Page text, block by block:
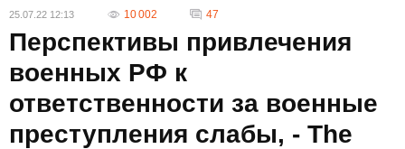
25.07.22 12:13 10 002 47
Перспективы привлечения
военных РФ к
ответственности за военные
преступления слабы, - The